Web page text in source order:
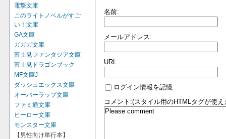
電撃文庫
このライトノベルがすご
い！文庫
GA文庫
ガガガ文庫
富士見ファンタジア文庫
富士見ドラゴンブック
MF文庫J
ダッシュエックス文庫
オーバーラップ文庫
ファミ通文庫
ヒーロー文庫
モンスター文庫
【男性向け単行本】
名前:
メールアドレス:
URL:
ログイン情報を記憶
コメント:(スタイル用のHTMLタグが使え